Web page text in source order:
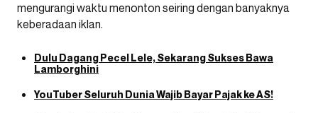
mengurangi waktu menonton seiring dengan banyaknya
keberadaan iklan.
Dulu Dagang Pecel Lele, Sekarang Sukses Bawa
Lamborghini
YouTuber Seluruh Dunia Wajib Bayar Pajak ke AS!